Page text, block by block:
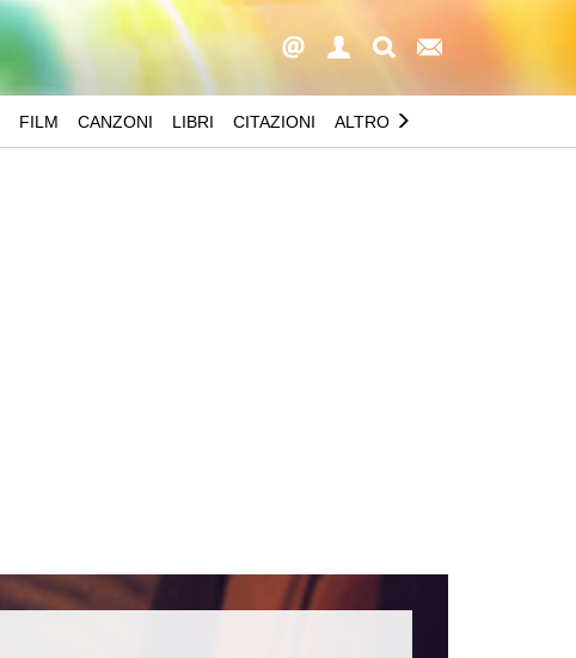
FILM CANZONI LIBRI CITAZIONI ALTRO